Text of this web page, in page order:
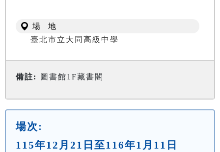
場 地
臺北市立大同高級中學
備註: 圖書館1F藏書閣
場次:
115年12月21日至116年1月11日